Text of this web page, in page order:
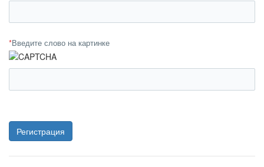
*Введите слово на картинке